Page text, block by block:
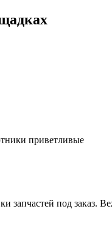
приветливые
запчастей под заказ.